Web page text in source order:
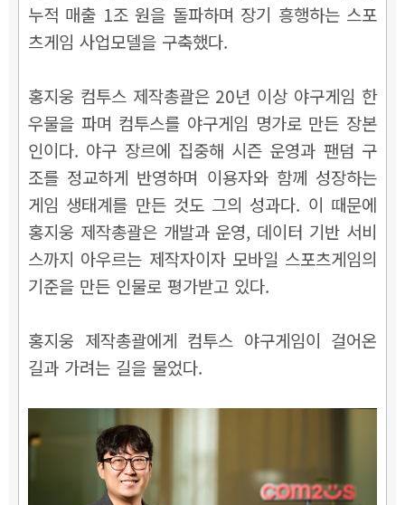
누적 매출 1조 원을 돌파하며 장기 흥행하는 스포
츠게임 사업모델을 구축했다.
홍지웅 컴투스 제작총괄은 20년 이상 야구게임 한
우물을 파며 컴투스를 야구게임 명가로 만든 장본
인이다. 야구 장르에 집중해 시즌 운영과 팬덤 구
조를 정교하게 반영하며 이용자와 함께 성장하는
게임 생태계를 만든 것도 그의 성과다. 이 때문에
홍지웅 제작총괄은 개발과 운영, 데이터 기반 서비
스까지 아우르는 제작자이자 모바일 스포츠게임의
기준을 만든 인물로 평가받고 있다.
홍지웅 제작총괄에게 컴투스 야구게임이 걸어온
길과 가려는 길을 물었다.